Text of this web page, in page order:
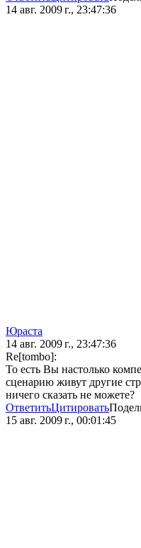
14 авг. 2009 г., 23:47:36
Юраста
14 авг. 2009 г., 23:47:36
Re[tombo]:
То есть Вы настолько
сценарию живут другие
ничего сказать не можете?
ОтветитьЦитировать
15 авг. 2009 г., 00:01:45